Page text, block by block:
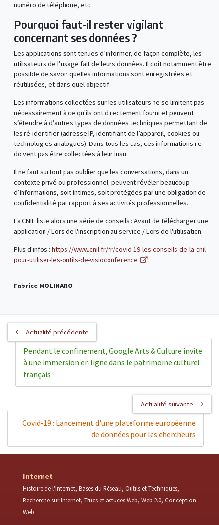
numéro de téléphone, etc.
Pourquoi faut-il rester vigilant
concernant ses données ?
Les applications sont tenues d’informer, de façon complète, les
utilisateurs de l’usage fait de leurs données. Il doit notamment être
possible de savoir quelles informations sont enregistrées et
réutilisées, et dans quel objectif.
Les informations collectées sur les utilisateurs ne se limitent pas
nécessairement à ce qu'ils ont directement fourni et peuvent
s’étendre à d’autres types de données techniques permettant de
les ré-identifier (adresse IP, identifiant de l’appareil, cookies ou
technologies analogues). Dans tous les cas, ces informations ne
doivent pas être collectées à leur insu.
Il ne faut surtout pas oublier que les conversations, dans un
contexte privé ou professionnel, peuvent révéler beaucoup
d’informations, soit intimes, soit protégées par une obligation de
confidentialité par rapport à ses activités professionnelles.
La CNIL liste alors une série de conseils : Avant de télécharger une
application / Lors de l'inscription au service / Lors de l'utilisation.
Plus d'infos : https://www.cnil.fr/fr/covid-19-les-conseils-de-la-cnil-
pour-utiliser-les-outils-de-visioconference
Fabrice MOLINARO
Actualité précédente
Pendant le confinement, Google Arts & Culture invite
à une immersion en ligne dans le patrimoine culturel
français
Actualité suivante
Covid-19 : Lancement d'une plateforme européenne
de données pour les chercheurs
Internet
Histoire de l'Internet Bases du Réseau Outils et Techniques
Recherche sur Internet Trucs et astuces Web Web 2.0 Conception
Web